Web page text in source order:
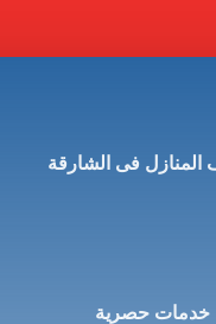
فى الشارقة
خدمات حصرية